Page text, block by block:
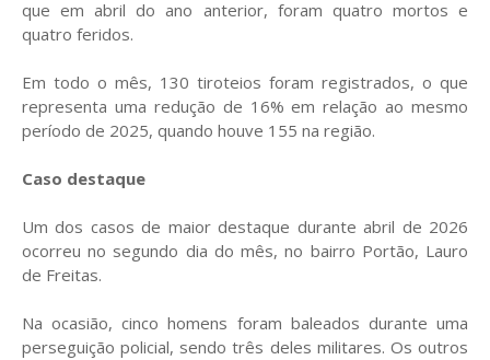
que em abril do ano anterior, foram quatro mortos e
quatro feridos.
Em todo o mês, 130 tiroteios foram registrados, o que
representa uma redução de 16% em relação ao mesmo
período de 2025, quando houve 155 na região.
Caso destaque
Um dos casos de maior destaque durante abril de 2026
ocorreu no segundo dia do mês, no bairro Portão, Lauro
de Freitas.
Na ocasião, cinco homens foram baleados durante uma
perseguição policial, sendo três deles militares. Os outros